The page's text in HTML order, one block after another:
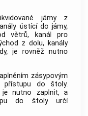
jámy z
ústící do jámy,
větrů, kanál pro
z dolu, kanály
je rovněž nutno
zásypovým
přístupu do štoly.
je nutno zaplnit, a
do štoly určí